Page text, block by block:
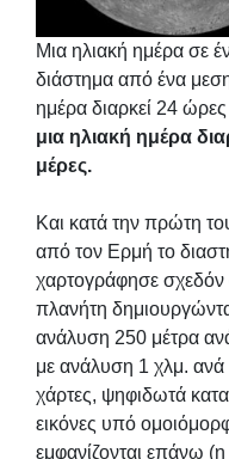
Μια ηλιακή ημέρα σε
διάστημα από ένα
ημέρα διαρκεί 24
μια ηλιακή ημέρα
μέρες.
Και κατά την πρώτη
από τον Ερμή το
χαρτογράφησε σχεδόν
πλανήτη
ανάλυση 250 μέτρα
με ανάλυση 1 χλμ.
χάρτες, ψηφιδωτά
εικόνες υπό
εμφανίζονται επάνω